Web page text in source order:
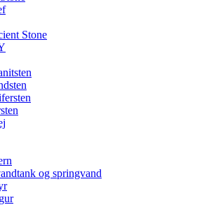
Stone
og springvand